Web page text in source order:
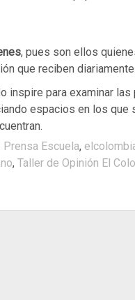
, pues son ellos
que reciben diariamente.
inspire para examinar
espacios en los que
Prensa Escuela,
, Taller de Opinión El